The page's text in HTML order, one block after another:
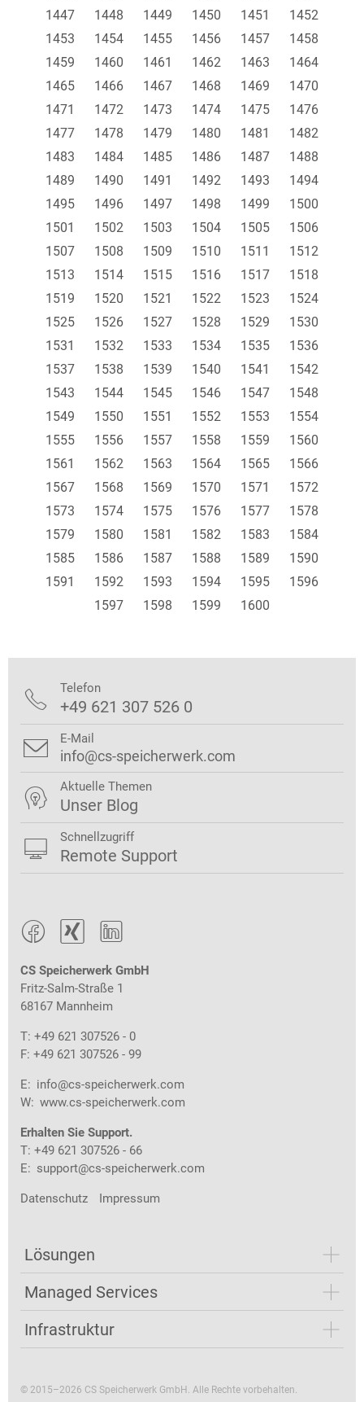
1447
1448 1449 1450 1451
1452
1453
1454 1455 1456 1457
1458
1459
1460 1461 1462 1463
1464
1465
1466 1467 1468 1469
1470
1471
1472 1473 1474 1475
1476
1477
1478 1479 1480 1481
1482
1483
1484 1485 1486 1487
1488
1489
1490 1491 1492 1493
1494
1495
1496 1497 1498 1499
1500
1501
1502 1503 1504 1505
1506
1507
1508 1509 1510 1511
1512
1513
1514 1515 1516 1517
1518
1519
1520 1521 1522 1523
1524
1525
1526 1527 1528 1529
1530
1531
1532 1533 1534 1535
1536
1537
1538 1539 1540 1541
1542
1543
1544 1545 1546 1547
1548
1549
1550 1551 1552 1553
1554
1555
1556 1557 1558 1559
1560
1561
1562 1563 1564 1565
1566
1567
1568 1569 1570 1571
1572
1573
1574 1575 1576 1577
1578
1579
1580 1581 1582 1583
1584
1585
1586 1587 1588 1589
1590
1591
1592 1593 1594 1595
1596
1597
1598 1599 1600
  
CS Speicherwerk GmbH
Fritz-Salm-Straße 1
68167 Mannheim
T: +49 621 307526 - 0
F: +49 621 307526 - 99
E: info@cs-speicherwerk.com
W: www.cs-speicherwerk.com
Erhalten Sie Support.
T: +49 621 307526 - 66
E: support@cs-speicherwerk.com
Datenschutz Impressum
Lösungen
Managed Services
Infrastruktur
 Telefon
+49 621 307 526 0
 E-Mail
info@cs-speicherwerk.com
 Aktuelle Themen
Unser Blog
 Schnellzugriff
Remote Support
© 2015–2026 CS Speicherwerk GmbH. Alle Rechte vorbehalten.